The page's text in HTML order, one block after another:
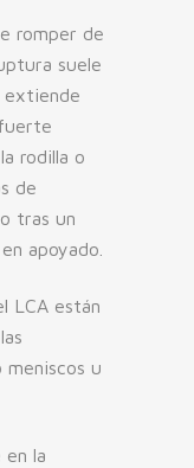
romper de
suele
extiende
rodilla o
de
tras un
apoyado.
LCA están
u
en la